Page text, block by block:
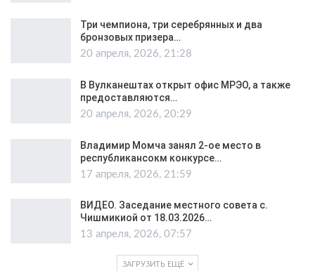
Три чемпиона, три серебрянных и два
бронзовых призера…
20 апреля, 2026, 21:28
В Вулканештах открыт офис МРЭО, а также
предоставляются…
20 апреля, 2026, 20:29
Владимир Момча занял 2-ое место в
республикансокм конкурсе…
17 апреля, 2026, 21:59
ВИДЕО. Заседание местного совета с.
Чишмикиой от 18.03.2026…
13 апреля, 2026, 07:57
ЗАГРУЗИТЬ ЕЩЁ